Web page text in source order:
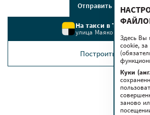
Отправить сообщение
На такси в ТРЦ
улица Маяковского, 6
Построить маршрут
Здесь Вы
cookie,
Куки
заново